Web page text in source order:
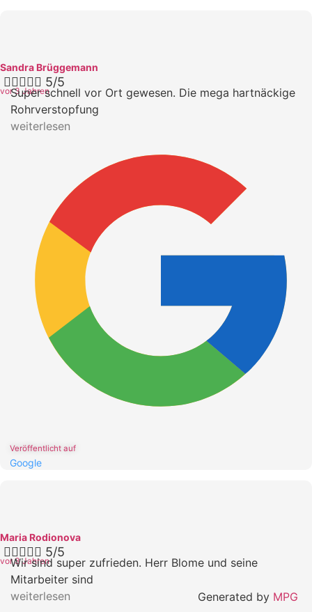
Sandra Brüggemann
vor 3 Jahren
 5/5
Super schnell vor Ort gewesen. Die mega hartnäckige
Rohrverstopfung
weiterlesen
Veröffentlicht auf
Google
Maria Rodionova
vor 3 Jahren
 5/5
Wir sind super zufrieden. Herr Blome und seine
Mitarbeiter sind
weiterlesen
Generated by MPG